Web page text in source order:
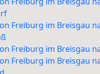
Freiburg im Breisgau
Freiburg im Breisgau
Freiburg im Breisgau